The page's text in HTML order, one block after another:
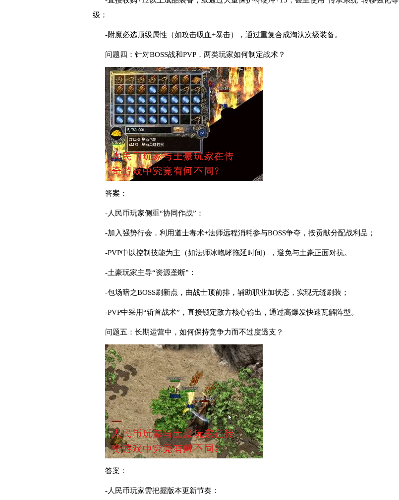
级；
-附魔必选顶级属性（如攻击吸血+暴击），通过重复合成淘汰次级装备。
问题四：针对BOSS战和PVP，两类玩家如何制定战术？
答案：
-人民币玩家侧重“协同作战”：
-加入强势行会，利用道士毒术+法师远程消耗参与BOSS争夺，按贡献分配战利品；
-PVP中以控制技能为主（如法师冰咆哮拖延时间），避免与土豪正面对抗。
-土豪玩家主导“资源垄断”：
-包场暗之BOSS刷新点，由战士顶前排，辅助职业加状态，实现无缝刷装；
-PVP中采用“斩首战术”，直接锁定敌方核心输出，通过高爆发快速瓦解阵型。
问题五：长期运营中，如何保持竞争力而不过度透支？
答案：
-人民币玩家需把握版本更新节奏：